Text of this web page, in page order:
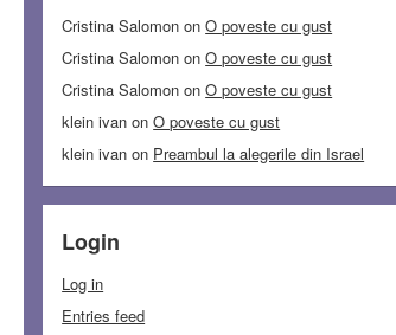
Cristina Salomon onO poveste cu gust
Cristina Salomon onO poveste cu gust
Cristina Salomon onO poveste cu gust
klein ivan onO poveste cu gust
klein ivan on Preambul la alegerile din Israel
Login
Log in
Entries feed